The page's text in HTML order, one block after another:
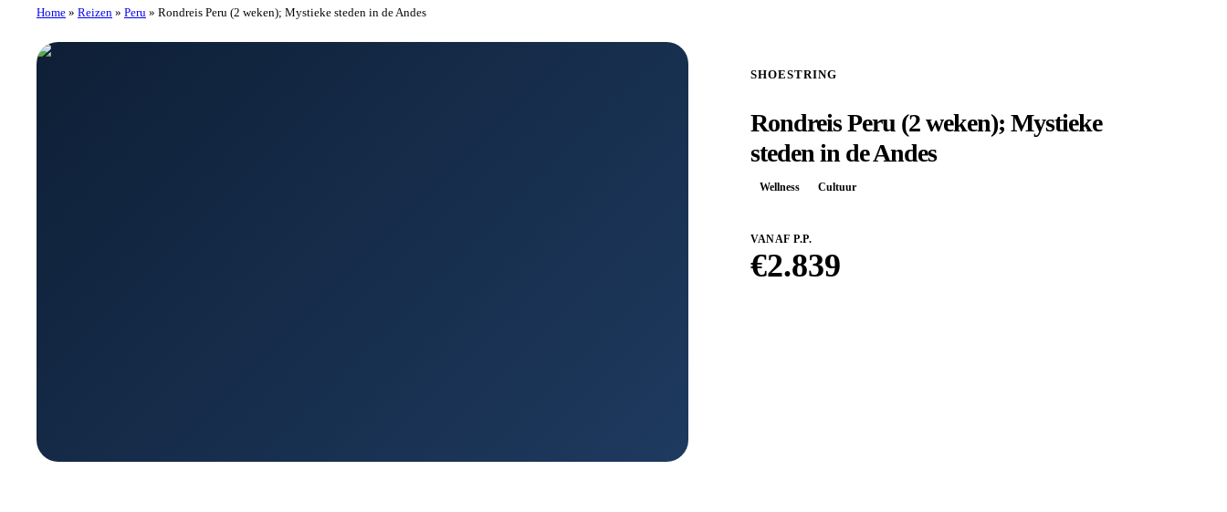
Home » Reizen » Peru » Rondreis Peru (2 weken); Mystieke steden in de Andes
SHOESTRING
Rondreis Peru (2 weken); Mystieke
steden in de Andes
Wellness Cultuur
VANAF P.P.
€2.839